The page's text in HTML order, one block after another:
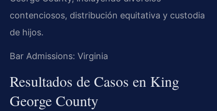
contenciosos, distribución equitativa y custodia
de hijos.
Bar Admissions: Virginia
Resultados de Casos en King
George County